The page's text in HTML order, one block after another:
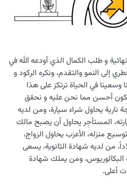
و طلب الكمال الذي أودعه الله في
إلى النمو والتقدم، ونكره الركود و
في الحياة ترتكز على هذا
نكون أحسن مما نحن عليه و نحقق
نارية يحاول شراء سيارة، ومن لديه
المستأجِر يحاول أن يصبح مالك
منزله، الأعزب يحاول الزواج،
من لديه شهادة الثانوية، يسعى
ومن يملك شهادة
أعلى.